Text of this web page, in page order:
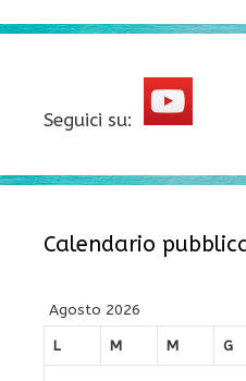
Seguici su:
Calendario
Agosto 2026
L
M M G